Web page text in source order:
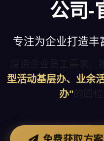
公司-
专注为企业打造
型活动基层办、业余
办"